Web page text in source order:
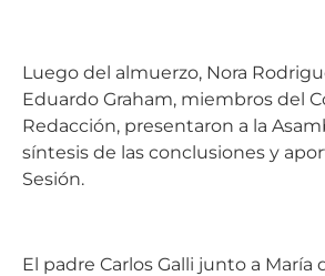
Luego del almuerzo, Nora
Eduardo Graham, miembros del
Redacción, presentaron a la
síntesis de las conclusiones y
Sesión.
El padre Carlos Galli junto a María